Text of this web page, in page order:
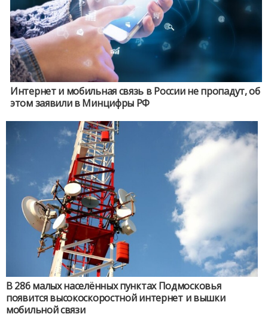
Интернет и мобильная связь в России не пропадут, об
этом заявили в Минцифры РФ
В 286 малых населённых пунктах Подмосковья
появится высокоскоростной интернет и вышки
мобильной связи